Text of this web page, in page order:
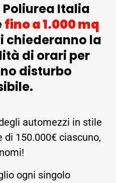
Poliurea Italia
fino a 1.000 mq
chiederanno la
di orari per
disturbo
automezzi in stile
di 150.000€ ciascuno,
ogni singolo